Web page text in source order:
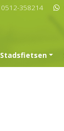
0512-358214
Stadsfietsen